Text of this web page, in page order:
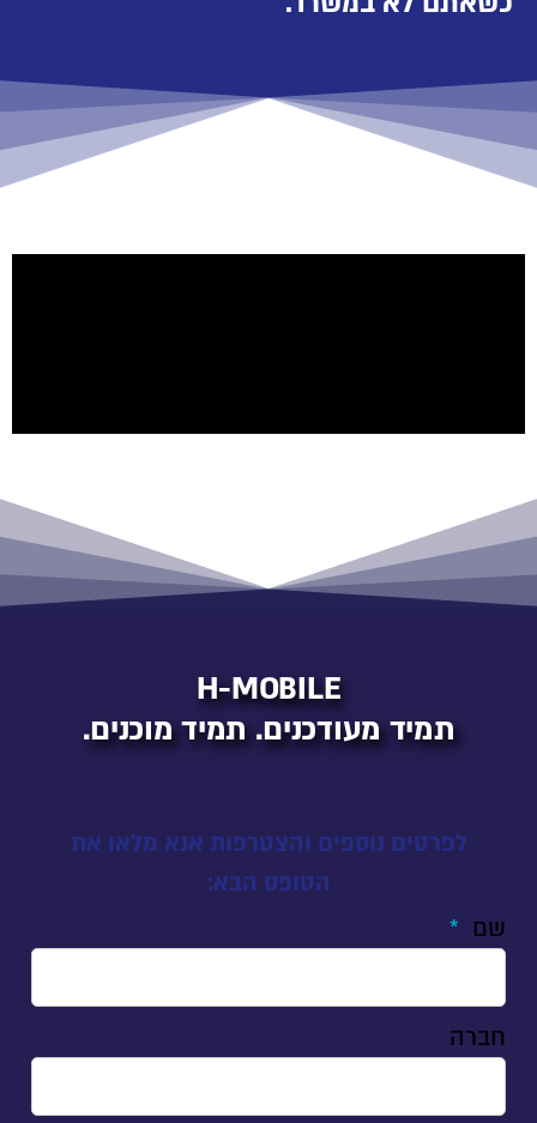
H-MOBILE
תמיד מעודכנים. תמיד מוכנים.
לפרטים נוספים והצטרפות אנא מלאו את
הטופס הבא:
שם
חברה